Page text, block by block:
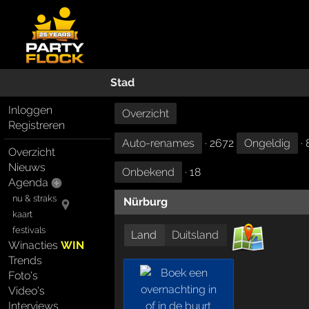
Stad
Inloggen
Registreren
Overzicht
Nieuws
Agenda
nu & straks
kaart
festivals
WinactiesWIN
Trends
Foto's
Video's
Interviews
Overzicht
Auto-renames · 2672 Ongeldig ·
Onbekend · 18
Nürburg
Land Duitsland